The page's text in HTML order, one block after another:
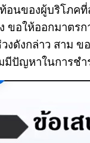
องผู้บริโภคที่ส
ขอให้ออกมาตร
งดังกล่าว สาม
ปัญหาในการช